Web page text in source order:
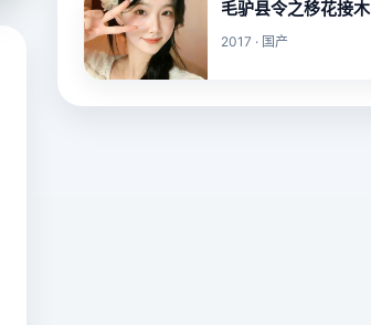
毛驴县令之移花接木
2017 · 国产